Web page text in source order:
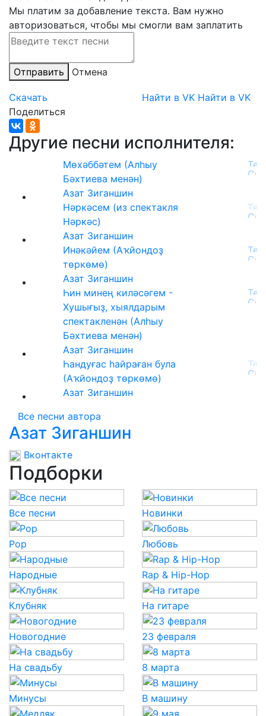
Мы платим за добавление текста. Вам нужно
авторизоваться, чтобы мы смогли вам заплатить
Отправить Отмена
Скачать Найти в VK Найти в VK
Поделиться
Другие песни исполнителя:
Мөхәббәтем (Алһыу
Бәхтиева менән)
Азат Зиганшин
Нәркәсем (из спектакля
Нәркәс)
Азат Зиганшин
Инәкәйем (Аҡйондоҙ
төркөмө)
Азат Зиганшин
Һин минең киләсәгем -
Хушығыҙ, хыялдарым
спектакленән (Алһыу
Бәхтиева менән)
Азат Зиганшин
Һандуғас һайраған була
(Аҡйондоҙ төркөмө)
Азат Зиганшин
Все песни автора
Азат Зиганшин
Вконтакте
Подборки
Все песни Новинки
Pop Любовь
Народные Rap & Hip-Hop
Клубняк На гитаре
Новогодние 23 февраля
На свадьбу 8 марта
Минусы В машину